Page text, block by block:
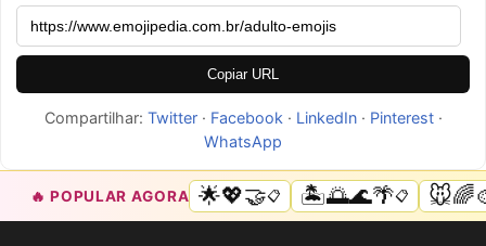
Copiar URL
Compartilhar: Twitter· Facebook · LinkedIn· Pinterest·
WhatsApp
🔥 POPULAR AGORA 🌟💖🤝📋 🏝️🌅🌊🌴📋